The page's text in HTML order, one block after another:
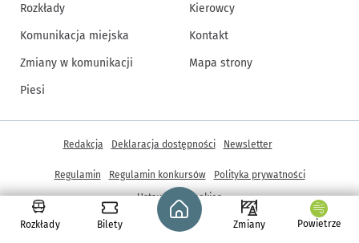
Rozkłady Bilety
Strona główna - wroclaw.pl
Zmiany Powietrze
Rozkłady
Komunikacja miejska
Zmiany w komunikacji
Piesi
Kierowcy
Kontakt
Mapa strony
© Copyright 2005-2026, ARAW S.A., Gmina Wrocław
Inne informacje
Redakcja Deklaracja dostępności Newsletter
Regulamin Regulamin konkursów
Polityka prywatności
Ustawienia cookies